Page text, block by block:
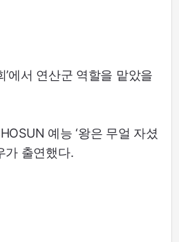
’에서 연산군 역할을 맡았을
예능 ‘왕은 무얼 자셨
가 출연했다.